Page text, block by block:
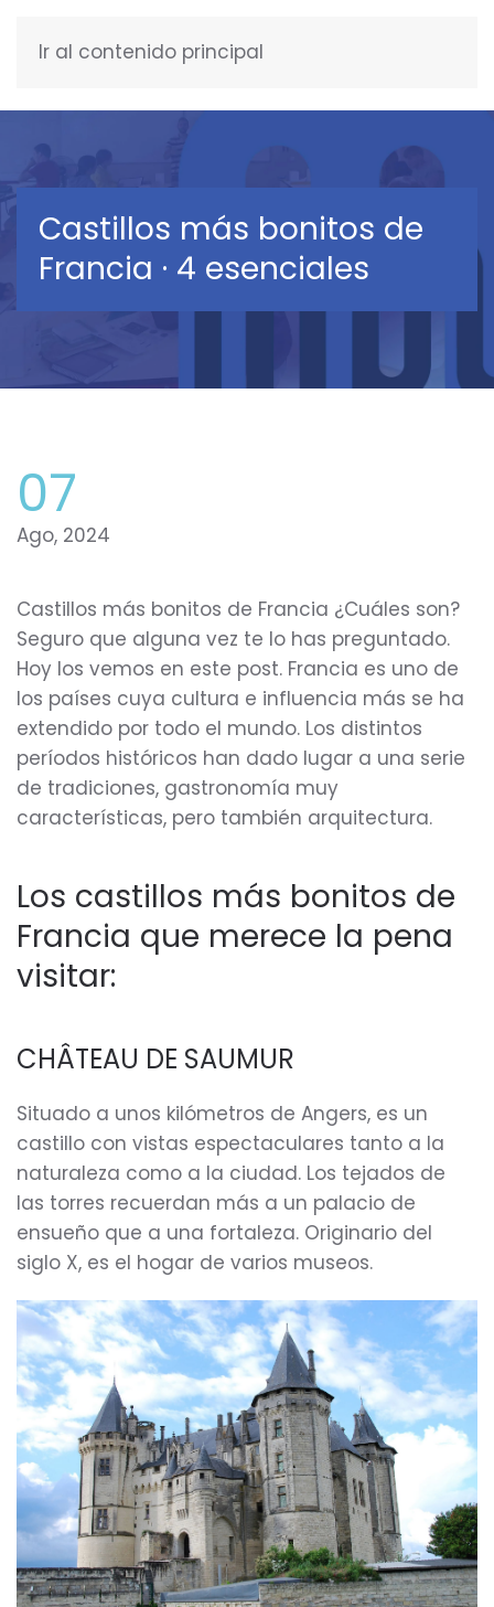
Ir al contenido principal
Castillos más bonitos de
Francia · 4 esenciales
07
Ago, 2024
Castillos más bonitos de Francia ¿Cuáles son?
Seguro que alguna vez te lo has preguntado.
Hoy los vemos en este post. Francia es uno de
los países cuya cultura e influencia más se ha
extendido por todo el mundo. Los distintos
períodos históricos han dado lugar a una serie
de tradiciones, gastronomía muy
características, pero también arquitectura.
Los castillos más bonitos de
Francia que merece la pena
visitar:
CHÂTEAU DE SAUMUR
Situado a unos kilómetros de Angers, es un
castillo con vistas espectaculares tanto a la
naturaleza como a la ciudad. Los tejados de
las torres recuerdan más a un palacio de
ensueño que a una fortaleza. Originario del
siglo X, es el hogar de varios museos.